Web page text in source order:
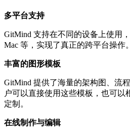
多平台支持
GitMind 支持在不同的设备上使用，
Mac 等，实现了真正的跨平台操作。
丰富的图形模板
GitMind 提供了海量的架构图、流
户可以直接使用这些模板，也可以
定制。
在线制作与编辑